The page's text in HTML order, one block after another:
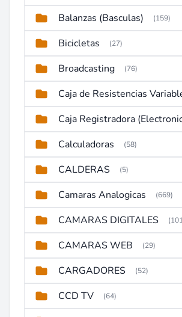
Balanzas (Basculas) (159)
Bicicletas (27)
Broadcasting (76)
Caja de Resistencias
Calculadoras (58)
CALDERAS (5)
Camaras Analogicas (669)
CAMARAS DIGITALES
CAMARAS WEB (29)
CARGADORES (52)
CCD TV (64)